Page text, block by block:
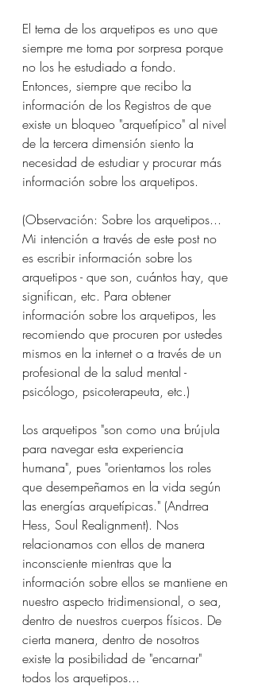
El tema de los arquetipos es uno que
siempre me toma por sorpresa porque
no los he estudiado a fondo.
Entonces, siempre que recibo la
información de los Registros de que
existe un bloqueo "arquetípico" al nivel
de la tercera dimensión siento la
necesidad de estudiar y procurar más
información sobre los arquetipos.
(Observación: Sobre los arquetipos...
Mi intención a través de este post no
es escribir información sobre los
arquetipos - que son, cuántos hay, que
significan, etc. Para obtener
información sobre los arquetipos, les
recomiendo que procuren por ustedes
mismos en la internet o a través de un
profesional de la salud mental -
psicólogo, psicoterapeuta, etc.)
Los arquetipos "son como una brújula
para navegar esta experiencia
humana", pues "orientamos los roles
que desempeñamos en la vida según
las energías arquetípicas." (Andrrea
Hess, Soul Realignment). Nos
relacionamos con ellos de manera
inconsciente mientras que la
información sobre ellos se mantiene en
nuestro aspecto tridimensional, o sea,
dentro de nuestros cuerpos físicos. De
cierta manera, dentro de nosotros
existe la posibilidad de "encarnar"
todos los arquetipos...